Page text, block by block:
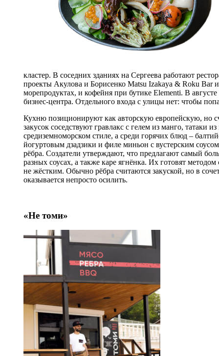
кластер. В соседних зданиях на Сергеева работают
проекты Акулова и Борисенко Matsu Izakaya & Roku Bar
морепродуктах, и кофейня при бутике Elementi. В
бизнес-центра. Отдельного входа с улицы нет: чтобы
Кухню позиционируют как авторскую европейскую, но
закусок соседствуют гравлакс с гелем из манго,
средиземноморском стиле, а среди горячих блюд –
йогуртовым дзадзики и филе миньон с вустерским
рёбра. Создатели утверждают, что предлагают самый
разных соусах, а также каре ягнёнка. Их готовят
не жёстким. Обычно рёбра считаются закуской, но в
оказывается непросто осилить.
«Не томи»